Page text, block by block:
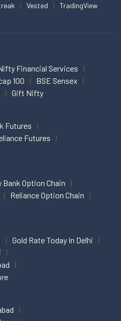
Vested TradingView
Financial Services
100
BSE Sensex
Gift Nifty
Futures
Futures
Option Chain
Reliance Option Chain
Gold Rate Today In Delhi